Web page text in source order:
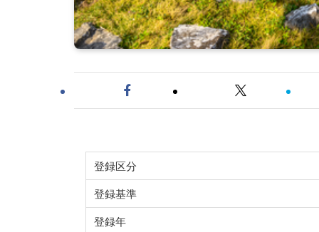
登録区分
登録基準
登録年